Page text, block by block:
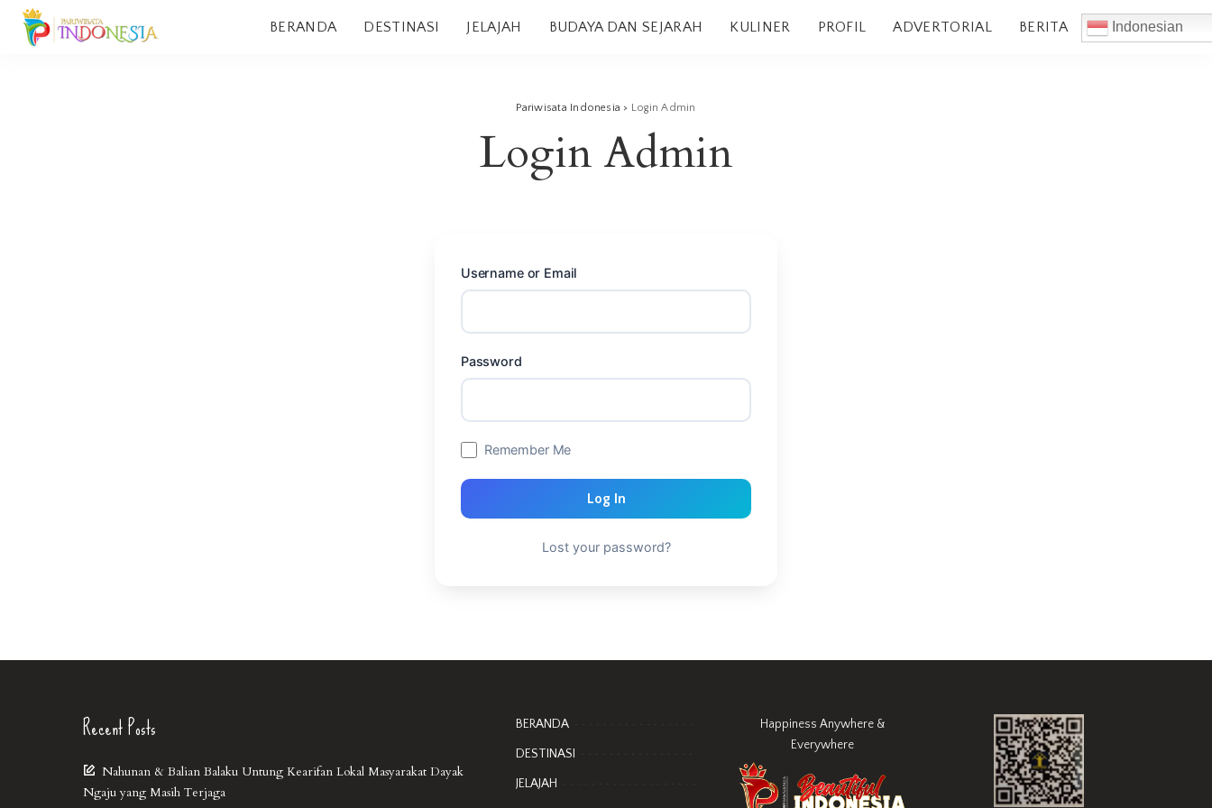
BERANDA DESTINASI JELAJAH BUDAYA DAN SEJARAH KULINER PROFIL ADVERTORIAL BERITA Indonesian
Pariwisata Indonesia > Login Admin
Login Admin
Username or Email
Password
Remember Me
Log In
Lost your password?
Recent Posts
Nahunan & Balian Balaku Untung Kearifan Lokal Masyarakat Dayak
Ngaju yang Masih Terjaga
BERANDA
DESTINASI
JELAJAH
Happiness Anywhere &
Everywhere